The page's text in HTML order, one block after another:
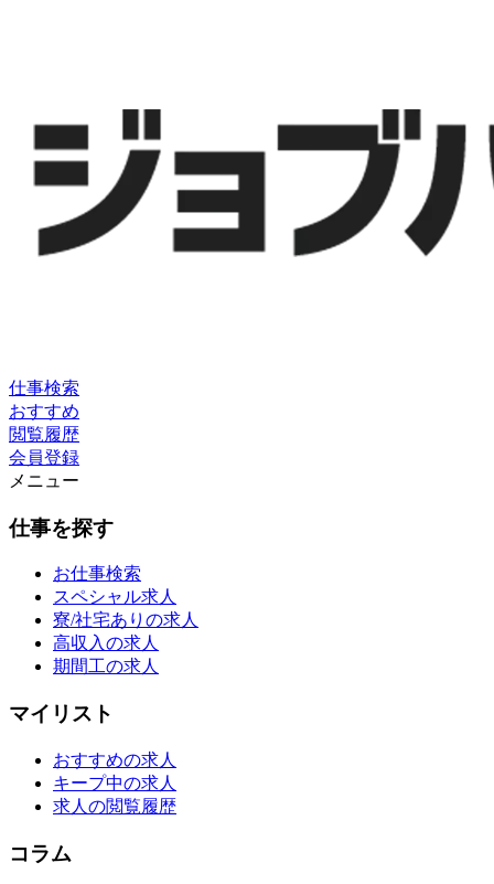
仕事検索
おすすめ
閲覧履歴
会員登録
メニュー
仕事を探す
お仕事検索
スペシャル求人
寮/社宅ありの求人
高収入の求人
期間工の求人
マイリスト
おすすめの求人
キープ中の求人
求人の閲覧履歴
コラム